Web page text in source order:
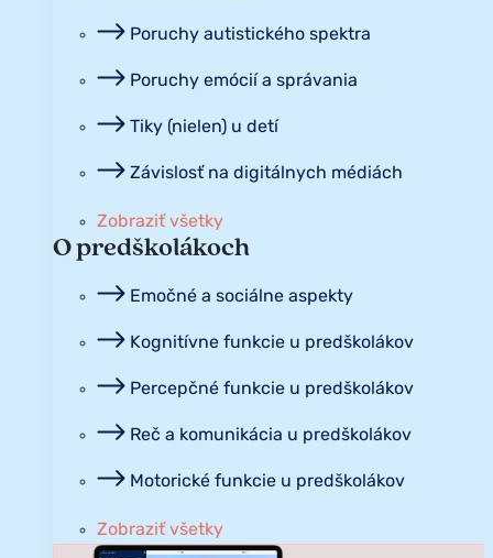
Poruchy autistického spektra
Poruchy emócií a správania
Tiky (nielen) u detí
Závislosť na digitálnych médiách
Zobraziť všetky
O predškolákoch
Emočné a sociálne aspekty
Kognitívne funkcie u predškolákov
Percepčné funkcie u predškolákov
Reč a komunikácia u predškolákov
Motorické funkcie u predškolákov
Zobraziť všetky